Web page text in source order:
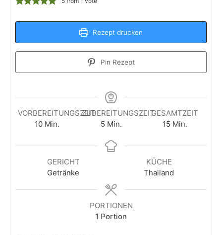
Rezept drucken
Pin Rezept
VORBEREITUNGSZEIT
10Minuten
Min.
ZUBEREITUNGSZEIT
5Minuten
Min.
GESAMTZEIT
15Minuten
Min.
GERICHT
Getränke
KÜCHE
Thailand
PORTIONEN
1 Portion